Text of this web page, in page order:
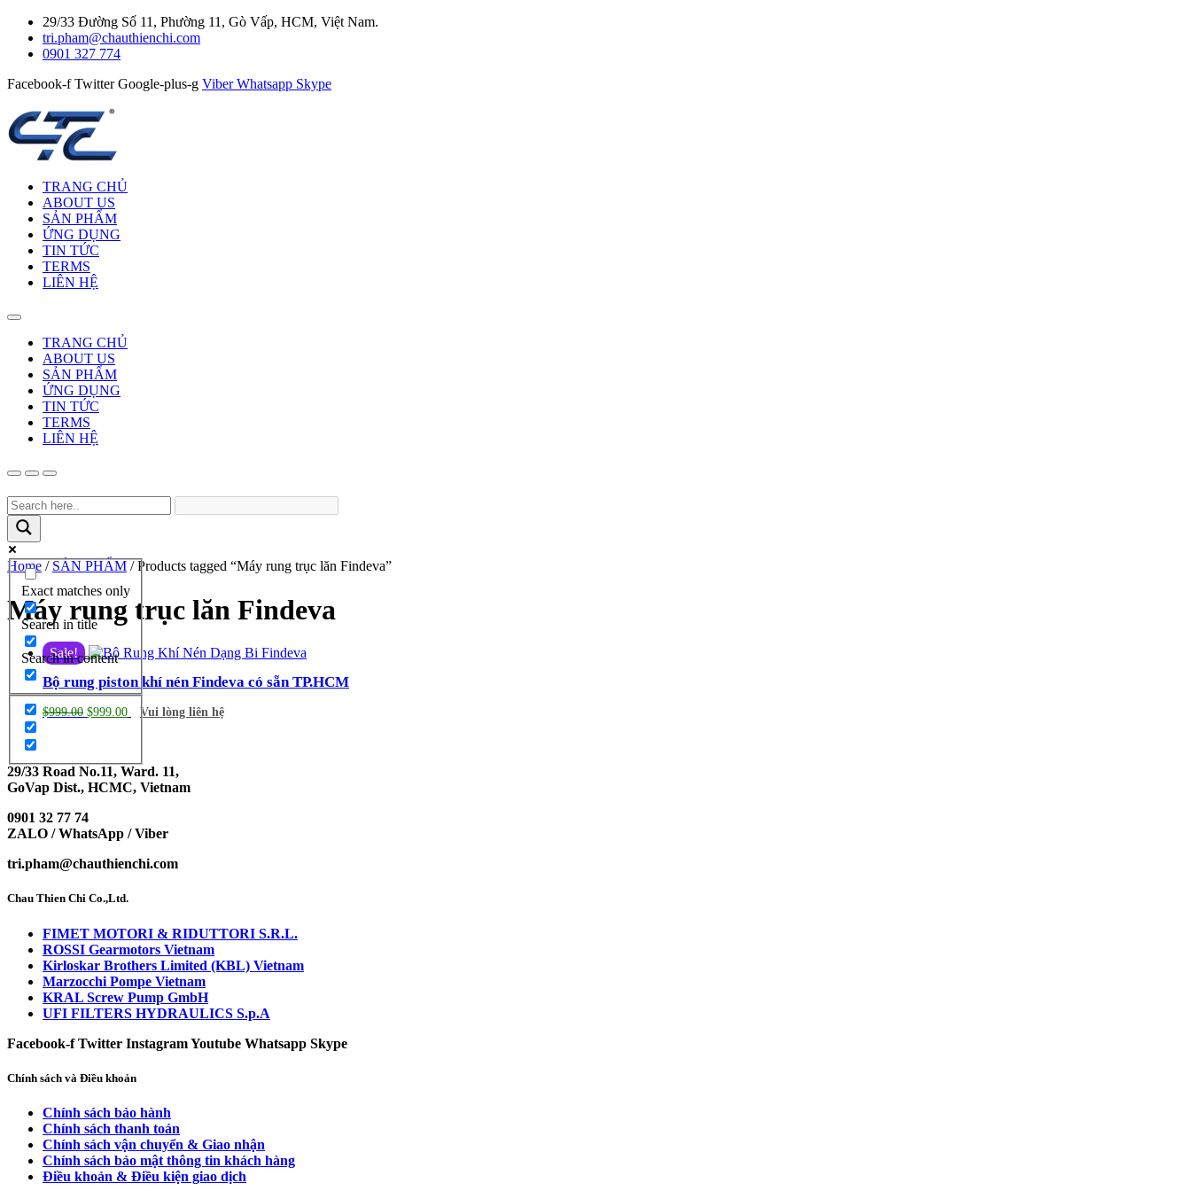
29/33 Đường Số 11, Phường 11, Gò Vấp, HCM, Việt Nam.
tri.pham@chauthienchi.com
0901 327 774
Facebook-f Twitter Google-plus-g Viber Whatsapp Skype
TRANG CHỦ
ABOUT US
SẢN PHẨM
ỨNG DỤNG
TIN TỨC
TERMS
LIÊN HỆ
TRANG CHỦ
ABOUT US
SẢN PHẨM
ỨNG DỤNG
TIN TỨC
TERMS
LIÊN HỆ
Exact matches only
Search in title
Search in content
Home / SẢN PHẨM / Products tagged “Máy rung trục lăn Findeva”
Máy rung trục lăn Findeva
Sale!
Bộ rung piston khí nén Findeva có sẵn TP.HCM
$999.00 $999.00 Vui lòng liên hệ
29/33 Road No.11, Ward. 11,
GoVap Dist., HCMC, Vietnam
0901 32 77 74
ZALO / WhatsApp / Viber
tri.pham@chauthienchi.com
Chau Thien Chi Co.,Ltd.
FIMET MOTORI & RIDUTTORI S.R.L.
ROSSI Gearmotors Vietnam
Kirloskar Brothers Limited (KBL) Vietnam
Marzocchi Pompe Vietnam
KRAL Screw Pump GmbH
UFI FILTERS HYDRAULICS S.p.A
Facebook-f Twitter InstagramYoutube Whatsapp Skype
Chính sách và Điều khoản
Chính sách bảo hành
Chính sách thanh toán
Chính sách vận chuyển & Giao nhận
Chính sách bảo mật thông tin khách hàng
Điều khoản & Điều kiện giao dịch